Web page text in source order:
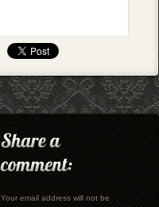
Your email address will not be